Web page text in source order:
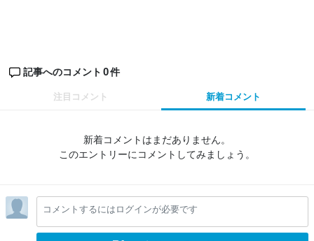
記事へのコメント 0件
注目コメント 新着コメント
新着コメントはまだありません。
このエントリーにコメントしてみましょう。
コメントするにはログインが必要です